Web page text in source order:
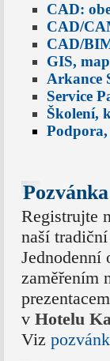
CAD:
CAD/
CAD/
GIS,
Arkance
Service
Školení,
Registrujte
naší
Jednodenní
zaměřením
v Hotelu
Viz